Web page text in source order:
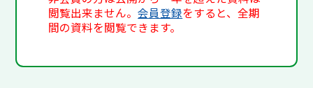
閲覧出来ません。会員登録をすると、全期
間の資料を閲覧できます。